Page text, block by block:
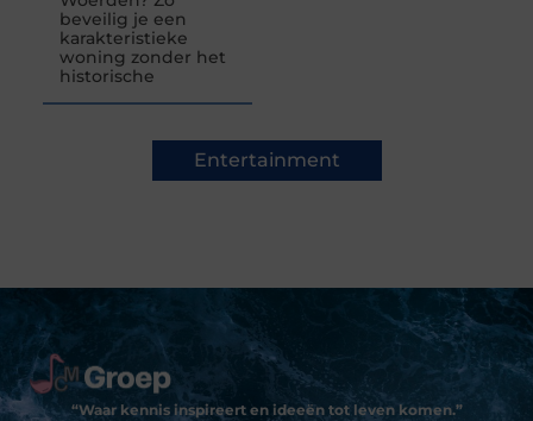
beveilig je een
karakteristieke
woning zonder het
historische
Entertainment
“Waar kennis inspireert en ideeën tot leven komen.”